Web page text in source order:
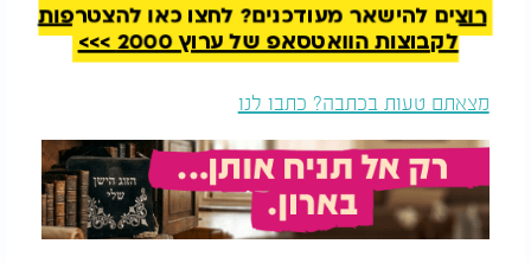
רוצים להישאר מעודכנים? לחצו כאן להצטרפות
לקבוצות הוואטסאפ של ערוץ 2000 >>>
מצאתם טעות בכתבה? כתבו לנו